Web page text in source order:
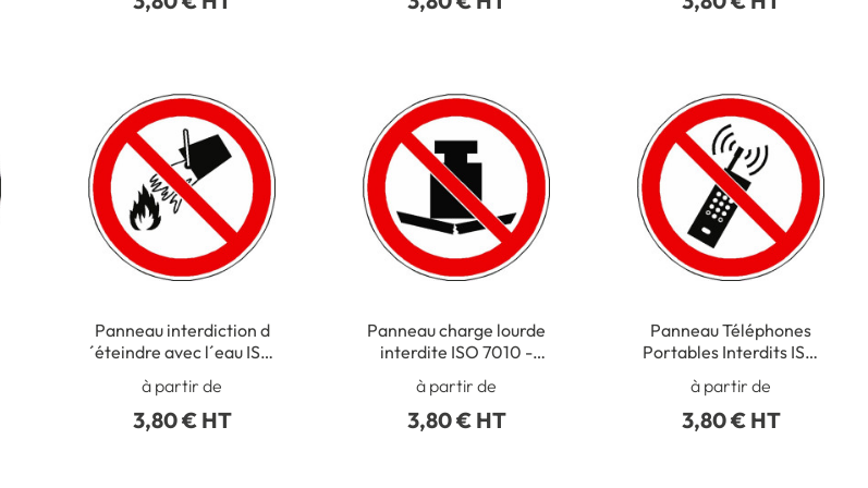
Panneau interdiction d
´éteindre avec l´eau ISO
7010 - P011
à partir de
3,80 € HT
Panneau charge lourde
interdite ISO 7010 -
à partir de
3,80 € HT
Panneau Téléphones
Portables Interdits ISO
7010 - P013
à partir de
3,80 € HT